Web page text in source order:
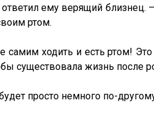
ответил ему верящий
ртом.
ходить и есть ртом! Это
существовала жизнь после
просто немного по-